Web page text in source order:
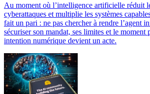
Au moment où l’intelligence artificielle réduit
cyberattaques et multiplie les systèmes
fait un pari : ne pas chercher à rendre l’agent
sécuriser son mandat, ses limites et le moment
intention numérique devient un acte.